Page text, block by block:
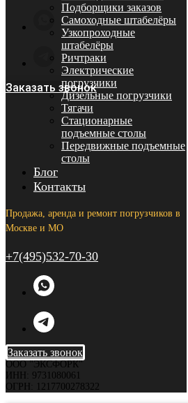
Заказать звонок
Подборщики заказов
Самоходные штабелёры
Узкопроходные
штабелёры
Ричтраки
Электрические
погрузчики
Дизельные погрузчики
Тягачи
Стационарные
подъемные столы
Передвижные подъемные
столы
Блог
Контакты
Продажа, аренда и ремонт погрузчиков в
Москве и МО
+7(495)532-70-30
Заказать звонок
ООО "ЭКСФОРК"
ИНН: 9731080061
ОГРН: 1217700278322